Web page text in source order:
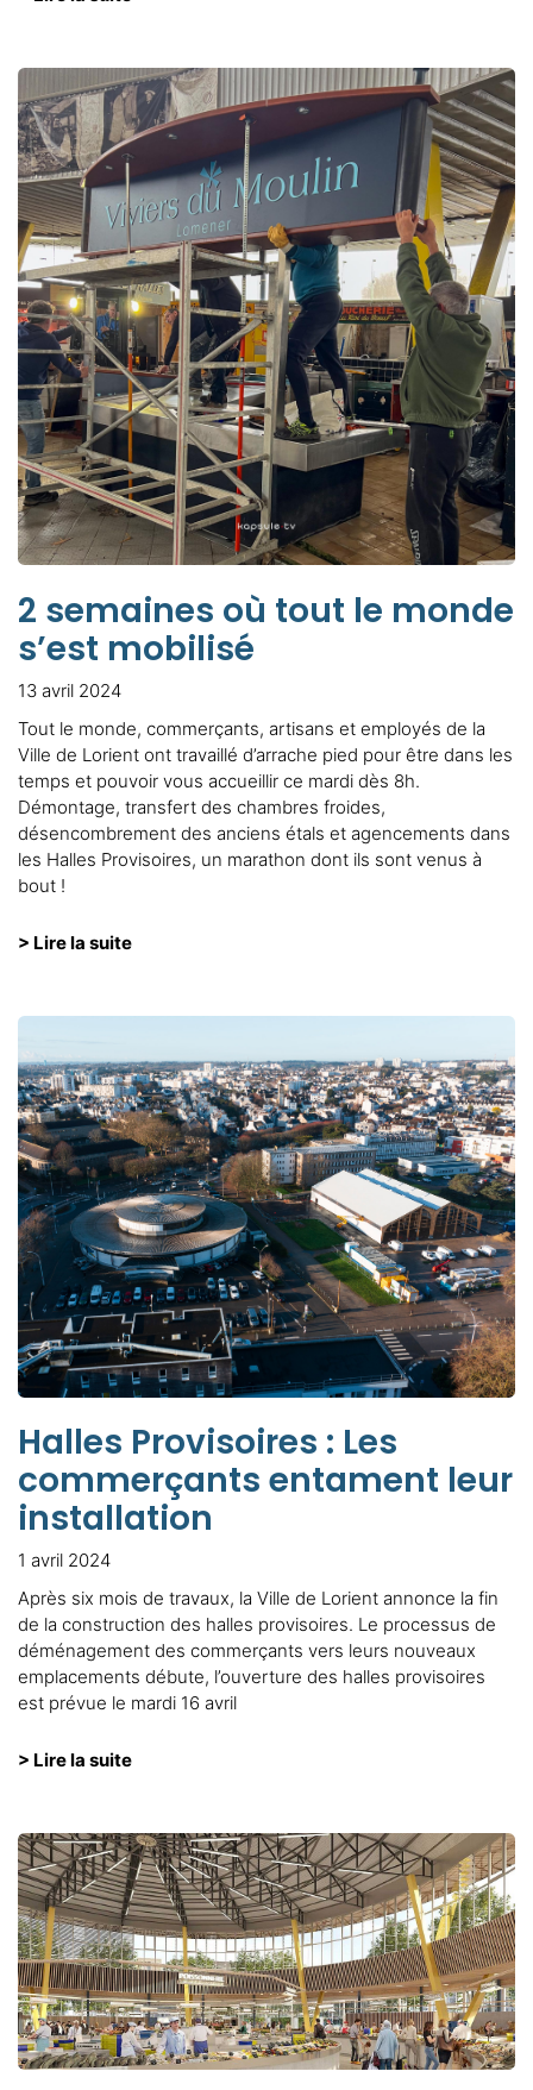
2 semaines où tout le monde
s’est mobilisé
13 avril 2024
Tout le monde, commerçants, artisans et employés de la
Ville de Lorient ont travaillé d’arrache pied pour être dans les
temps et pouvoir vous accueillir ce mardi dès 8h.
Démontage, transfert des chambres froides,
désencombrement des anciens étals et agencements dans
les Halles Provisoires, un marathon dont ils sont venus à
bout !
> Lire la suite
Halles Provisoires : Les
commerçants entament leur
installation
1 avril 2024
Après six mois de travaux, la Ville de Lorient annonce la fin
de la construction des halles provisoires. Le processus de
déménagement des commerçants vers leurs nouveaux
emplacements débute, l’ouverture des halles provisoires
est prévue le mardi 16 avril
> Lire la suite